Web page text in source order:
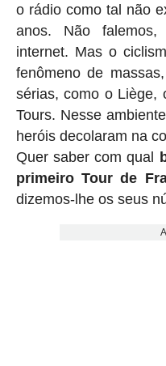
o rádio como tal não
anos. Não
internet. Mas o
fenômeno de
sérias, como o Liège,
Tours. Nesse
heróis decolaram na
Quer saber com qual
primeiro Tour de
dizemos-lhe os seus